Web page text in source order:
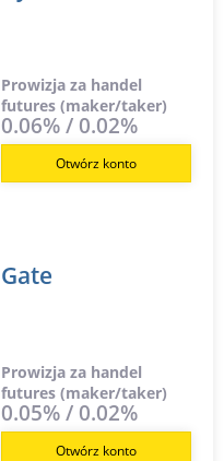
Prowizja za handel
futures (maker/taker)
0.06% / 0.02%
Otwórz konto
Gate
Prowizja za handel
futures (maker/taker)
0.05% / 0.02%
Otwórz konto